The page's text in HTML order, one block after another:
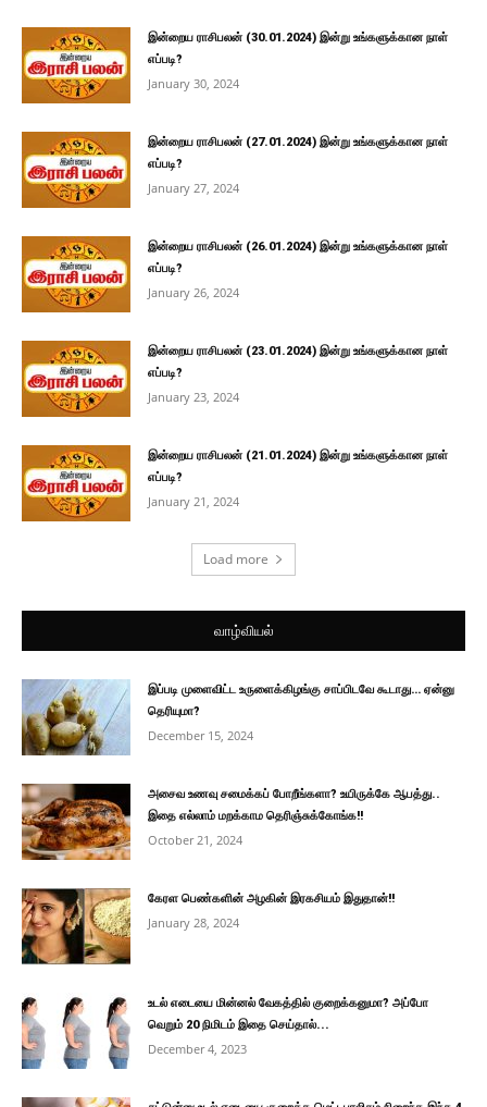
இன்றைய ராசிபலன் (30.01.2024) இன்று உங்களுக்கான நாள்
எப்படி?
January 30, 2024
இன்றைய ராசிபலன் (27.01.2024) இன்று உங்களுக்கான நாள்
எப்படி?
January 27, 2024
இன்றைய ராசிபலன் (26.01.2024) இன்று உங்களுக்கான நாள்
எப்படி?
January 26, 2024
இன்றைய ராசிபலன் (23.01.2024) இன்று உங்களுக்கான நாள்
எப்படி?
January 23, 2024
இன்றைய ராசிபலன் (21.01.2024) இன்று உங்களுக்கான நாள்
எப்படி?
January 21, 2024
Load more
வாழ்வியல்
இப்படி முளைவிட்ட உருளைக்கிழங்கு சாப்பிடவே கூடாது… ஏன்னு
தெரியுமா?
December 15, 2024
அசைவ உணவு சமைக்கப் போறீங்களா? உயிருக்கே ஆபத்து..
இதை எல்லாம் மறக்காம தெரிஞ்சுக்கோங்க!!
October 21, 2024
கேரள பெண்களின் அழகின் இரகசியம் இதுதான்!!
January 28, 2024
உடல் எடையை மின்னல் வேகத்தில் குறைக்கனுமா? அப்போ
வெறும் 20 நிமிடம் இதை செய்தால்...
December 4, 2023